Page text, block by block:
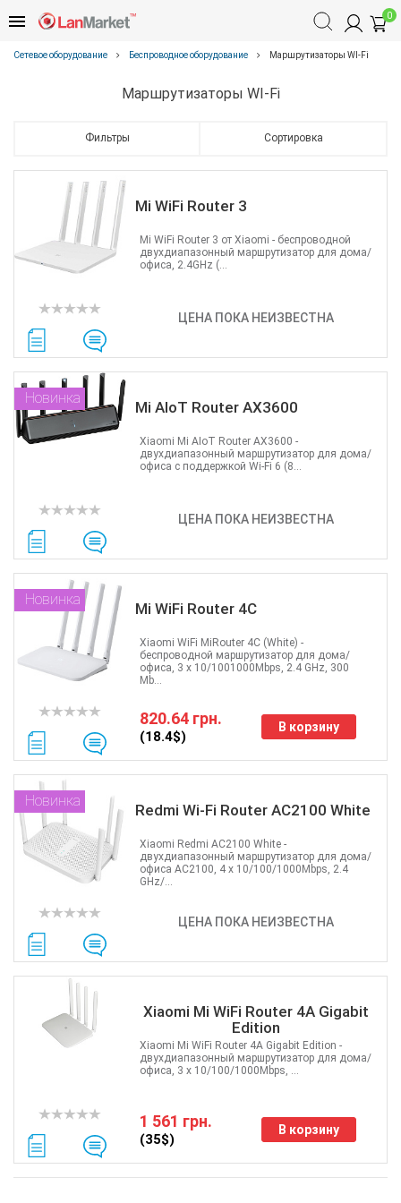
0
Сетевое оборудование Беспроводное оборудование Маршрутизаторы WI-Fi
Маршрутизаторы WI-Fi
Фильтры Сортировка
Mi WiFi Router 3
ЦЕНА ПОКА НЕИЗВЕСТНА
Mi WiFi Router 3 от Xiaomi - беспроводной
двухдиапазонный маршрутизатор для дома/
офиса, 2.4GHz (...
Mi AIoT Router AX3600
Новинка
ЦЕНА ПОКА НЕИЗВЕСТНА
Xiaomi Mi AIoT Router AX3600 -
двухдиапазонный маршрутизатор для дома/
офиса с поддержкой Wi-Fi 6 (8...
Mi WiFi Router 4C
Новинка
820.64 грн.
(18.4$)
В корзину
Xiaomi WiFi MiRouter 4C (White) -
беспроводной маршрутизатор для дома/
офиса, 3 x 10/1001000Mbps, 2.4 GHz, 300
Mb...
Redmi Wi-Fi Router AC2100 White
Новинка
ЦЕНА ПОКА НЕИЗВЕСТНА
Xiaomi Redmi AC2100 White -
двухдиапазонный маршрутизатор для дома/
офиса AC2100, 4 x 10/100/1000Mbps, 2.4
GHz/...
Xiaomi Mi WiFi Router 4A Gigabit
Edition
1 561 грн.
(35$)
В корзину
Xiaomi Mi WiFi Router 4A Gigabit Edition -
двухдиапазонный маршрутизатор для дома/
офиса, 3 x 10/100/1000Mbps, ...